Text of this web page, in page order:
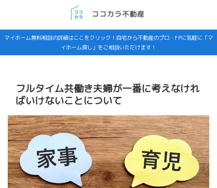
マイホーム無料相談の詳細はここをクリック！自宅から不動産のプロ・FPに気軽に「マ
イホーム探し」をご相談いただけます！
フルタイム共働き夫婦が一番に考えなけれ
ばいけないことについて